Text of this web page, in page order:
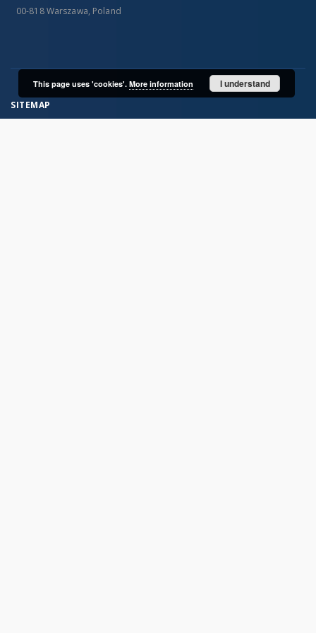
00-818 Warszawa, Poland
SITEMAP
This page uses 'cookies'. More information I understand